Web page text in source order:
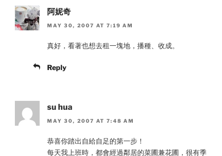
阿妮奇
MAY 30, 2007 AT 7:19 AM
真好，看著也想去租一塊地，播種、收成。
Reply
su hua
MAY 30, 2007 AT 7:48 AM
恭喜你踏出自給自足的第一步！
每天我上班時，都會經過鄰居的菜圃兼花圃，很有季